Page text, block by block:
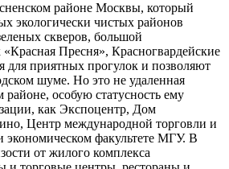
районе Москвы, который
экологически чистых районов
скверов, большой
Пресня», Красногвардейские
для приятных прогулок и позволяют
шуме. Но это не удаленная
районе, особую статусность ему
как Экспоцентр, Дом
Центр международной торговли и
экономическом факультете МГУ. В
от жилого комплекса